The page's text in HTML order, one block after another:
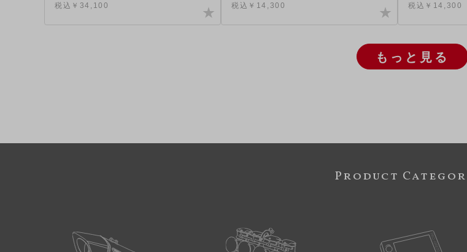
税込￥34,100 税込￥14,300 税込￥14,300
もっと見る
Product